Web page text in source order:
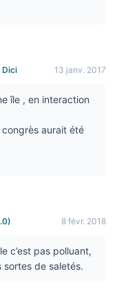
Dici 13 janv. 2017
île , en interaction
aurait été
8 févr. 2018
c’est pas polluant,
de saletés.